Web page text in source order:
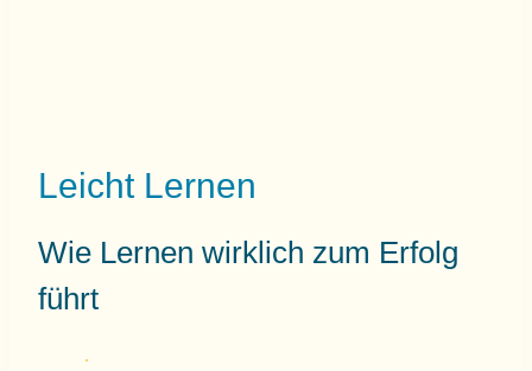
Leicht Lernen
Wie Lernen wirklich zum Erfolg
führt